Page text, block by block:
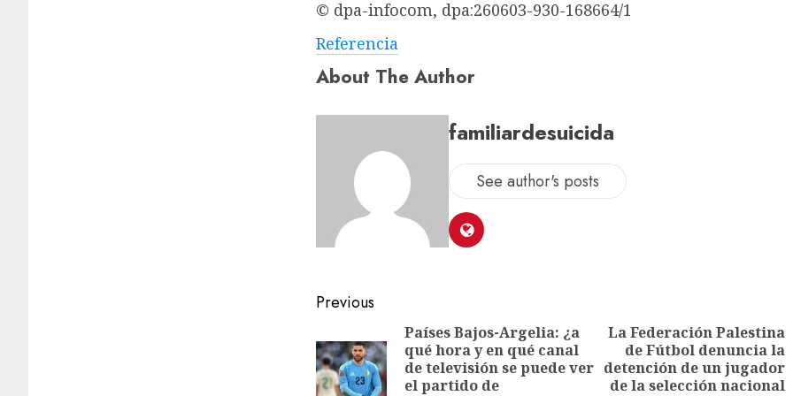
© dpa-infocom, dpa:260603-930-168664/1
Referencia
About The Author
familiardesuicida
See author's posts
Previous
Países Bajos-Argelia: ¿a
qué hora y en qué canal
de televisión se puede ver
el partido de
La Federación Palestina
de Fútbol denuncia la
detención de un jugador
de la selección nacional